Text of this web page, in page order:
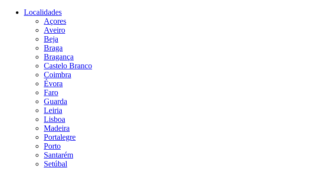
Localidades
Açores
Aveiro
Beja
Braga
Bragança
Castelo Branco
Coimbra
Évora
Faro
Guarda
Leiria
Lisboa
Madeira
Portalegre
Porto
Santarém
Setúbal